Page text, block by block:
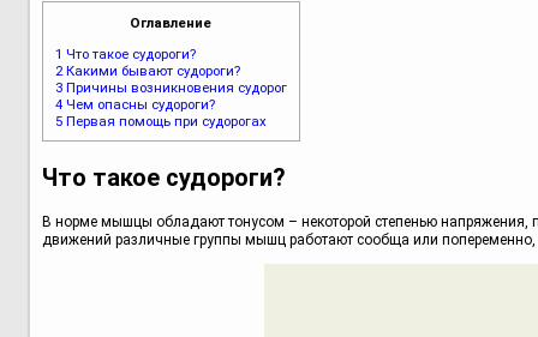
Оглавление
1 Что такое судороги?
2Какими бывают судороги?
3Причины возникновения судорог
4Чем опасны судороги?
5Первая помощь при судорогах
Что такое судороги?
В норме мышцы обладают тонусом – некоторой степенью
движений различные группы мышц работают сообща или